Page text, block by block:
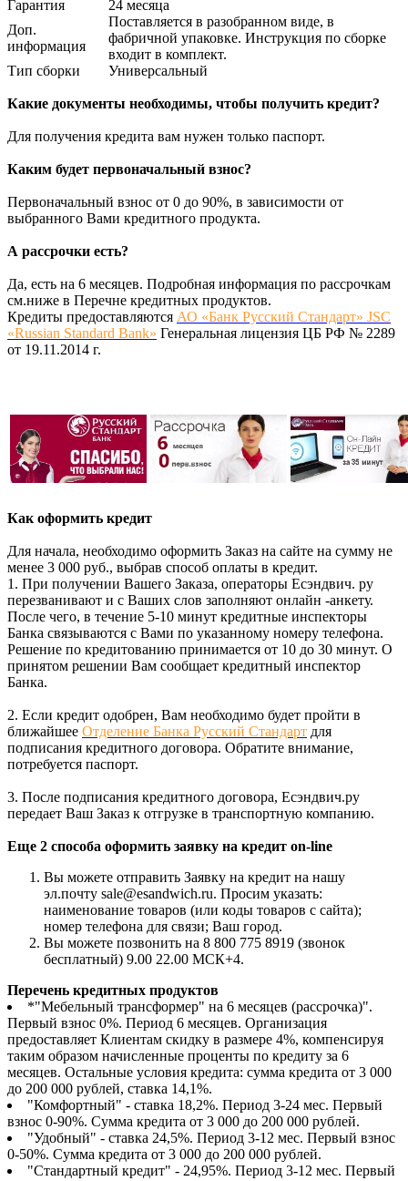
Гарантия
24 месяца
Доп.
информация
Поставляется в разобранном виде, в
фабричной упаковке. Инструкция по сборке
входит в комплект.
Тип сборки
Универсальный
Какие документы необходимы, чтобы получить кредит?
Для получения кредита вам нужен только паспорт.
Каким будет первоначальный взнос?
Первоначальный взнос от 0 до 90%, в зависимости от
выбранного Вами кредитного продукта.
А рассрочки есть?
Да, есть на 6 месяцев. Подробная информация по рассрочкам
см.ниже в Перечне кредитных продуктов.
Кредиты предоставляются АО «Банк Русский Стандарт» JSC
«Russian Standard Bank» Генеральная лицензия ЦБ РФ № 2289
от 19.11.2014 г.
Как оформить кредит
Для начала, необходимо оформить Заказ на сайте на сумму не
менее 3 000 руб., выбрав способ оплаты в кредит.
1. При получении Вашего Заказа, операторы Есэндвич. ру
перезванивают и с Ваших слов заполняют онлайн -анкету.
После чего, в течение 5-10 минут кредитные инспекторы
Банка связываются с Вами по указанному номеру телефона.
Решение по кредитованию принимается от 10 до 30 минут. О
принятом решении Вам сообщает кредитный инспектор
Банка.
2. Если кредит одобрен, Вам необходимо будет пройти в
ближайшее Отделение Банка Русский Стандарт для
подписания кредитного договора. Обратите внимание,
потребуется паспорт.
3. После подписания кредитного договора, Есэндвич.ру
передает Ваш Заказ к отгрузке в транспортную компанию.
Еще 2 способа оформить заявку на кредит on-line
Вы можете отправить Заявку на кредит на нашу
эл.почту sale@esandwich.ru. Просим указать:
наименование товаров (или коды товаров с сайта);
номер телефона для связи; Ваш город.
Вы можете позвонить на 8 800 775 8919 (звонок
бесплатный) 9.00 22.00 МСК+4.
Перечень кредитных продуктов
*"Мебельный трансформер" на 6 месяцев (рассрочка)".
Первый взнос 0%. Период 6 месяцев. Организация
предоставляет Клиентам скидку в размере 4%, компенсируя
таким образом начисленные проценты по кредиту за 6
месяцев. Остальные условия кредита: сумма кредита от 3 000
до 200 000 рублей, ставка 14,1%.
"Комфортный" - ставка 18,2%. Период 3-24 мес. Первый
взнос 0-90%. Сумма кредита от 3 000 до 200 000 рублей.
"Удобный" - ставка 24,5%. Период 3-12 мес. Первый взнос
0-50%. Сумма кредита от 3 000 до 200 000 рублей.
"Стандартный кредит" - 24,95%. Период 3-12 мес. Первый